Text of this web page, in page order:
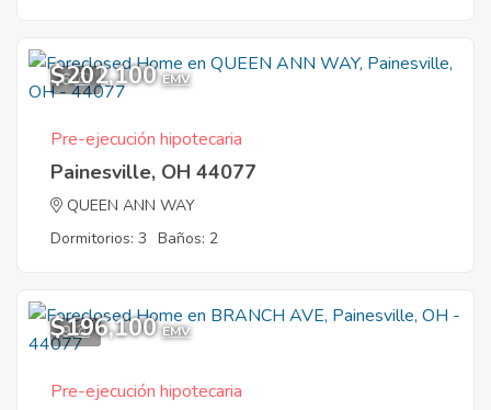
6
$202,100 EMV
Pre-ejecución hipotecaria
Painesville, OH 44077
QUEEN ANN WAY
Dormitorios: 3 Baños: 2
9
$196,100 EMV
Pre-ejecución hipotecaria